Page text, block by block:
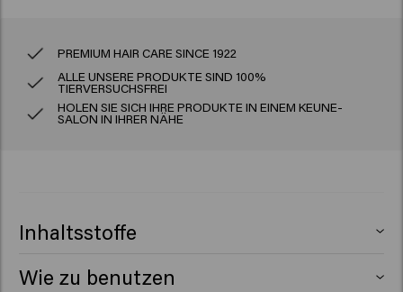
PREMIUM HAIR CARE SINCE 1922
ALLE UNSERE PRODUKTE SIND 100%
TIERVERSUCHSFREI
HOLEN SIE SICH IHRE PRODUKTE IN EINEM KEUNE-
SALON IN IHRER NÄHE
Inhaltsstoffe
Wie zu benutzen